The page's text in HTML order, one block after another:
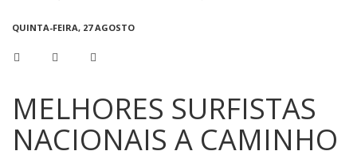
QUINTA-FEIRA, 27 AGOSTO
MELHORES SURFISTAS
NACIONAIS A CAMINHO